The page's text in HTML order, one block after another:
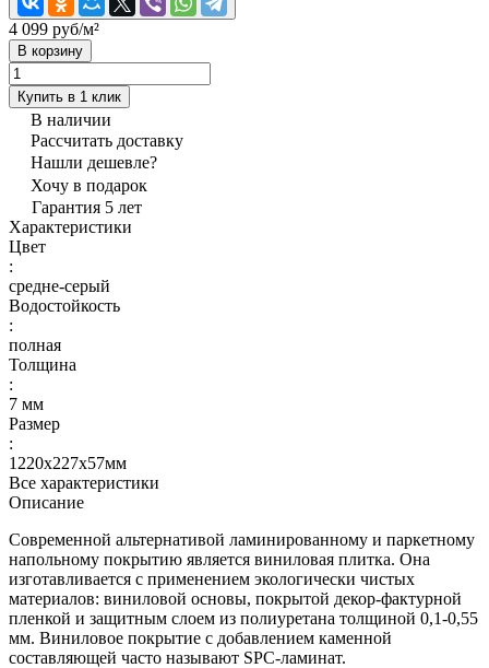
4 099 руб/м²
В корзину
Купить в 1 клик
В наличии
Рассчитать доставку
Нашли дешевле?
Хочу в подарок
Гарантия 5 лет
Характеристики
Цвет
:
средне-серый
Водостойкость
:
полная
Толщина
:
7 мм
Размер
:
1220x227x57мм
Все характеристики
Описание
Современной альтернативой ламинированному и паркетному
напольному покрытию является виниловая плитка. Она
изготавливается с применением экологически чистых
материалов: виниловой основы, покрытой декор-фактурной
пленкой и защитным слоем из полиуретана толщиной 0,1-0,55
мм. Виниловое покрытие с добавлением каменной
составляющей часто называют SPC-ламинат.